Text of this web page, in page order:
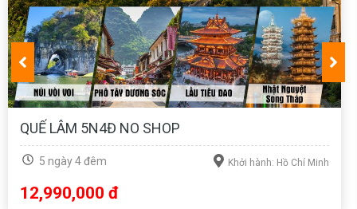
FUJI - TOKYO 5N4Đ BAY VJ
5 ngày 4 đêm Khởi hành: Hồ Chí Minh
22,990,000 đ